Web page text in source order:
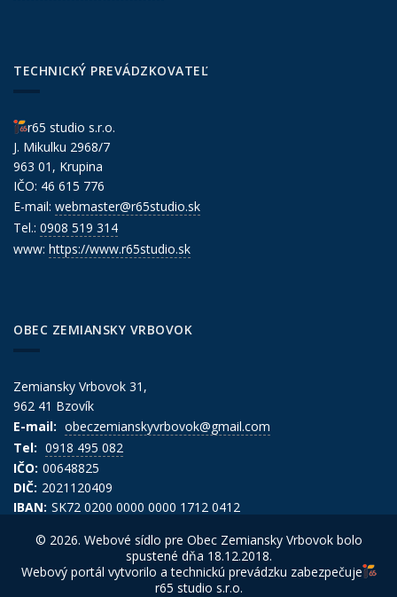
TECHNICKÝ PREVÁDZKOVATEĽ
r65 studio s.r.o.
J. Mikulku 2968/7
963 01, Krupina
IČO: 46 615 776
E-mail: webmaster@r65studio.sk
Tel.: 0908 519 314
www: https://www.r65studio.sk
OBEC ZEMIANSKY VRBOVOK
Zemiansky Vrbovok 31,
962 41 Bzovík
E-mail: obeczemianskyvrbovok@gmail.com
Tel: 0918 495 082
IČO: 00648825
DIČ: 2021120409
IBAN: SK72 0200 0000 0000 1712 0412
© 2026. Webové sídlo pre Obec Zemiansky Vrbovok bolo
spustené dňa 18.12.2018.
Webový portál vytvorilo a technickú prevádzku zabezpečuje
r65 studio s.r.o.